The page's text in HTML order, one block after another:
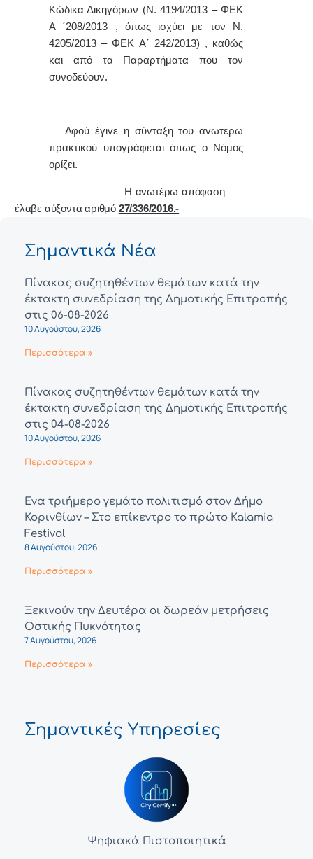
Κώδικα Δικηγόρων (Ν. 4194/2013 – ΦΕΚ
Α ΄208/2013 , όπως ισχύει με τον Ν.
4205/2013 – ΦΕΚ Α΄ 242/2013) , καθώς
και από τα Παραρτήματα που τον
συνοδεύουν.
Αφoύ έγιvε η σύvταξη τoυ αvωτέρω
πρακτικoύ υπoγράφεται όπως o Νόμoς
oρίζει.
Η αvωτέρω απόφαση
έλαβε αύξοντα αριθμό 27/336/2016.-
Σημαντικά Νέα
Πίνακας συζητηθέντων θεμάτων κατά την
έκτακτη συνεδρίαση της Δημοτικής Επιτροπής
στις 06-08-2026
10 Αυγούστου, 2026
Περισσότερα »
Πίνακας συζητηθέντων θεμάτων κατά την
έκτακτη συνεδρίαση της Δημοτικής Επιτροπής
στις 04-08-2026
10 Αυγούστου, 2026
Περισσότερα »
Ένα τριήμερο γεμάτο πολιτισμό στον Δήμο
Κορινθίων – Στο επίκεντρο το πρώτο Kalamia
Festival
8 Αυγούστου, 2026
Περισσότερα »
Ξεκινούν την Δευτέρα οι δωρεάν μετρήσεις
Οστικής Πυκνότητας
7 Αυγούστου, 2026
Περισσότερα »
Σημαντικές Υπηρεσίες
Ψηφιακά Πιστοποιητικά